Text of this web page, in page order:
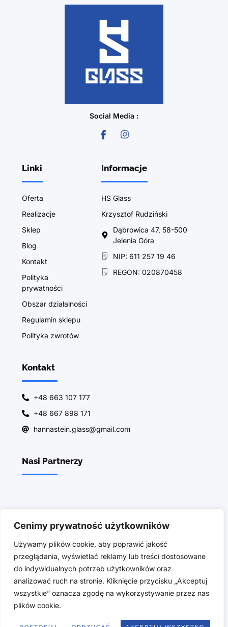
Cenimy prywatność użytkowników
Używamy plików cookie, aby poprawić jakość
przeglądania, wyświetlać reklamy lub treści dostosowane
do indywidualnych potrzeb użytkowników oraz
analizować ruch na stronie. Kliknięcie przycisku „Akceptuj
wszystkie” oznacza zgodę na wykorzystywanie przez nas
plików cookie.
Social Media :
Linki
Oferta
Realizacje
Sklep
Blog
Kontakt
Polityka
prywatności
Obszar działalności
Regulamin sklepu
Polityka zwrotów
Informacje
HS Glass
Krzysztof Rudziński
Dąbrowica 47, 58-500
Jelenia Góra
NIP: 611 257 19 46
REGON: 020870458
Kontakt
+48 663 107 177
+48 667 898 171
hannastein.glass@gmail.com
Nasi Partnerzy